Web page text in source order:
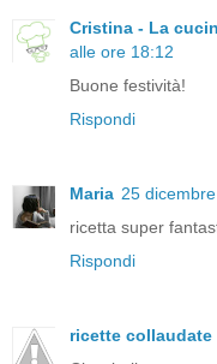
Cristina - La
alle ore 18:12
Buone festività!
Rispondi
Maria 25
ricetta super
Rispondi
ricette collaudate